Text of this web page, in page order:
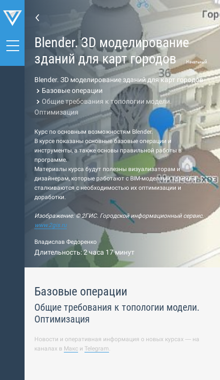
Blender. ЗD моделирование
зданий для карт городов
Начальный
Blender. ЗD моделирование зданий для карт городов
Базовые операции
Общие требования к топологии модели.
Оптимизация
Курс по основным возможностям Blender.
В курсе показаны основные базовые операции и
инструменты, а также основы правильной работы в
программе.
Материалы курса будут полезны визуализаторам и
дизайнерам, которые работают с BIM-моделями зданий и
сталкиваются с необходимостью их оптимизации и
доработки.
Изображение: © 2ГИС. Городской информационный сервис.
www.2gis.ru
Владислав Федоренко
Длительность: 2 часа 17 минут
Базовые операции
Общие требования к топологии модели.
Оптимизация
Новости и оперативная информация о новых курсах — на
каналах в Макс и Telegram.